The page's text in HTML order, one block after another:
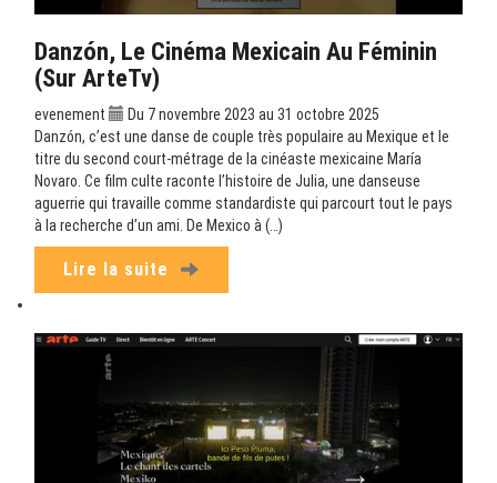
Danzón, Le Cinéma Mexicain Au Féminin
(sur ArteTv)
evenement
Du 7 novembre 2023 au 31 octobre 2025
Danzón, c’est une danse de couple très populaire au Mexique et le
titre du second court-métrage de la cinéaste mexicaine María
Novaro. Ce film culte raconte l’histoire de Julia, une danseuse
aguerrie qui travaille comme standardiste qui parcourt tout le pays
à la recherche d’un ami. De Mexico à (…)
Lire la suite